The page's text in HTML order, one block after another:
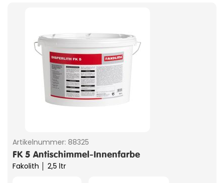
Artikelnummer: 88325
FK 5 Antischimmel-Innenfarbe
Fakolith │ 2,5 ltr